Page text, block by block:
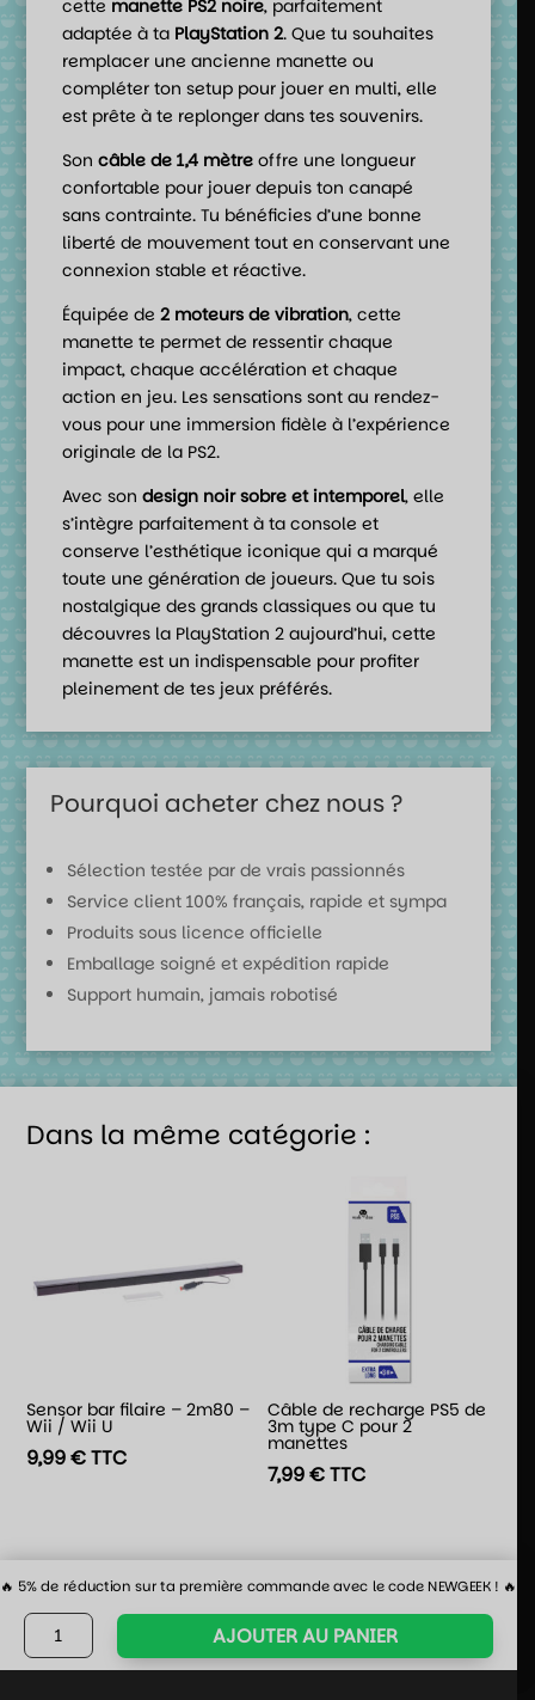
cette manette PS2 noire, parfaitement
adaptée à ta PlayStation 2. Que tu souhaites
remplacer une ancienne manette ou
compléter ton setup pour jouer en multi, elle
est prête à te replonger dans tes souvenirs.
Son câble de 1,4 mètreoffre une longueur
confortable pour jouer depuis ton canapé
sans contrainte. Tu bénéficies d’une bonne
liberté de mouvement tout en conservant une
connexion stable et réactive.
Équipée de 2 moteurs de vibration, cette
manette te permet de ressentir chaque
impact, chaque accélération et chaque
action en jeu. Les sensations sont au rendez-
vous pour une immersion fidèle à l’expérience
originale de la PS2.
Avec son design noir sobre et intemporel, elle
s’intègre parfaitement à ta console et
conserve l’esthétique iconique qui a marqué
toute une génération de joueurs. Que tu sois
nostalgique des grands classiques ou que tu
découvres la PlayStation 2 aujourd’hui, cette
manette est un indispensable pour profiter
pleinement de tes jeux préférés.
Pourquoi acheter chez nous ?
Sélection testée par de vrais passionnés
Service client 100% français, rapide et sympa
Produits sous licence officielle
Emballage soigné et expédition rapide
Support humain, jamais robotisé
Dans la même catégorie :
Sensor bar filaire – 2m80 –
Wii / Wii U
9,99€TTC
Câble de recharge PS5 de
3m type C pour 2
manettes
7,99€TTC
🔥 5% de réduction sur ta première commande avec le code NEWGEEK ! 🔥
quantité
de
AJOUTER AU PANIER